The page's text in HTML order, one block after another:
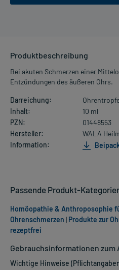
Produktbeschreibung
Bei akuten Schmerzen einer
Entzündungen des äußeren Ohrs.
Darreichung:
Inhalt:
10 ml
PZN:
01448553
Hersteller:
WALA
Information:
Gebrauchsinformationen
Wichtige Hinweise
Passende Produkt-
Homöopathie & Anthroposophie
Ohrenschmerzen | Produkte zur
rezeptfrei